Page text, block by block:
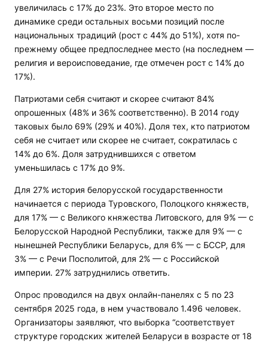
увеличилась с 17% до 23%. Это второе место по
динамике среди остальных восьми позиций после
национальных традиций (рост с 44% до 51%), хотя по-
прежнему общее предпоследнее место (на последнем —
религия и вероисповедание, где отмечен рост с 14% до
17%).
Патриотами себя считают и скорее считают 84%
опрошенных (48% и 36% соответственно). В 2014 году
таковых было 69% (29% и 40%). Доля тех, кто патриотом
себя не считает или скорее не считает, сократилась с
14% до 6%. Доля затруднившихся с ответом
уменьшилась с 17% до 9%.
Для 27% история белорусской государственности
начинается с периода Туровского, Полоцкого княжеств,
для 17% — с Великого княжества Литовского, для 9% — с
Белорусской Народной Республики, также для 9% — с
нынешней Республики Беларусь, для 6% — с БССР, для
3% — с Речи Посполитой, для 2% — с Российской
империи. 27% затруднились ответить.
Опрос проводился на двух онлайн-панелях с 5 по 23
сентября 2025 года, в нем участвовало 1.496 человек.
Организаторы заявляют, что выборка “соответствует
структуре городских жителей Беларуси в возрасте от 18